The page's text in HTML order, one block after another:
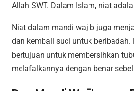
Allah SWT. Dalam Islam, niat
Niat dalam mandi wajib juga
dan kembali suci untuk
bertujuan untuk membersihkan
melafalkannya dengan benar